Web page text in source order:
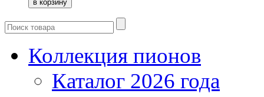
Коллекция пионов
Каталог 2026 года